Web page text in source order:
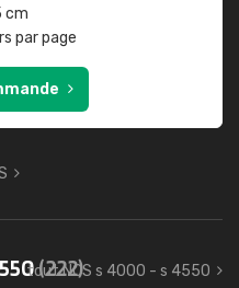
cm
par page
(222)
tout NCS s 4000 - s 4550